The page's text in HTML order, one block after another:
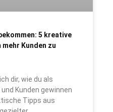
5 kreative
Kunden zu
dir, wie du als
Kunden gewinnen
Tipps aus